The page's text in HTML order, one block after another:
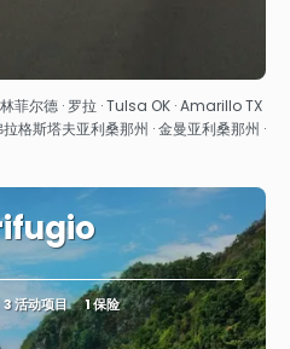
看到
菲尔德 · 罗拉 · Tulsa OK · Amarillo TX
格斯塔夫亚利桑那州 · 金曼亚利桑那州 ·
3 活动项目 1 保险